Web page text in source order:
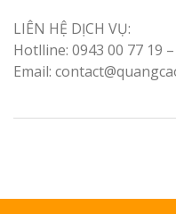
LIÊN HỆ DỊCH VỤ:
Hotlline: 0943 00 77 19
Email: